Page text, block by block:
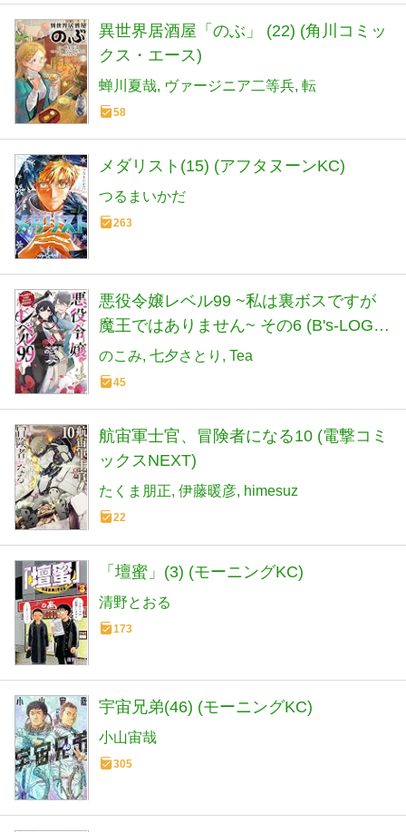
異世界居酒屋「のぶ」 (22) (角川コミッ
クス・エース)
蝉川夏哉 ヴァージニア二等兵 転
58
メダリスト(15) (アフタヌーンKC)
つるまいかだ
263
悪役令嬢レベル99 ~私は裏ボスですが
魔王ではありません~ その6 (B's-LOG
COMICS)
のこみ 七夕さとり Tea
45
航宙軍士官、冒険者になる10 (電撃コミ
ックスNEXT)
たくま朋正 伊藤暖彦 himesuz
22
「壇蜜」(3) (モーニングKC)
清野とおる
173
宇宙兄弟(46) (モーニングKC)
小山宙哉
305